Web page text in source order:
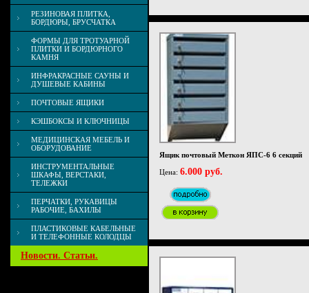
РЕЗИНОВАЯ ПЛИТКА,
БОРДЮРЫ, БРУСЧАТКА
ФОРМЫ ДЛЯ ТРОТУАРНОЙ
ПЛИТКИ И БОРДЮРНОГО
КАМНЯ
ИНФРАКРАСНЫЕ САУНЫ И
ДУШЕВЫЕ КАБИНЫ
ПОЧТОВЫЕ ЯЩИКИ
КЭШБОКСЫ И КЛЮЧНИЦЫ
МЕДИЦИНСКАЯ МЕБЕЛЬ И
ОБОРУДОВАНИЕ
ИНСТРУМЕНТАЛЬНЫЕ
ШКАФЫ, ВЕРСТАКИ,
ТЕЛЕЖКИ
ПЕРЧАТКИ, РУКАВИЦЫ
РАБОЧИЕ, БАХИЛЫ
ПЛАСТИКОВЫЕ КАБЕЛЬНЫЕ
И ТЕЛЕФОННЫЕ КОЛОДЦЫ
Новости. Статьи.
Ящик почтовый Меткон ЯПС-6 6 секций
Цена: 6.000 руб.